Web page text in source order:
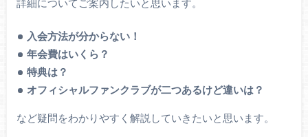
詳細についてご案内したいと思います。
入会方法が分からない！
年会費はいくら？
特典は？
オフィシャルファンクラブが二つあるけど違いは？
など疑問をわかりやすく解説していきたいと思います。